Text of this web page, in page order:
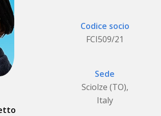
Codice socio
FCI509/21
Sede
Sciolze (TO),
Italy